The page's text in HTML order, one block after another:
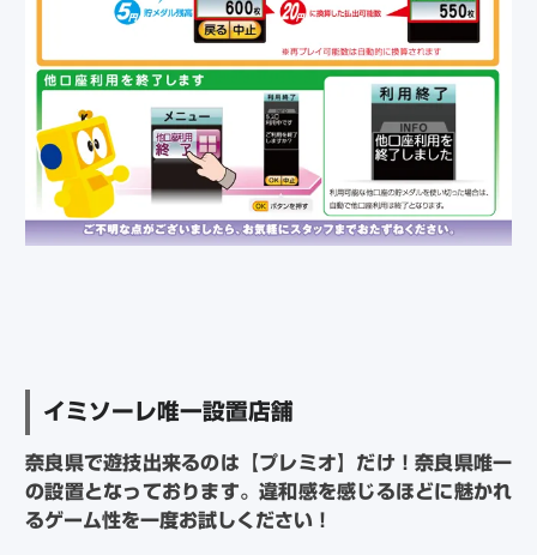
イミソーレ唯一設置店舗
奈良県で遊技出来るのは【プレミオ】だけ！奈良県唯一
の設置となっております。違和感を感じるほどに魅かれ
るゲーム性を一度お試しください！